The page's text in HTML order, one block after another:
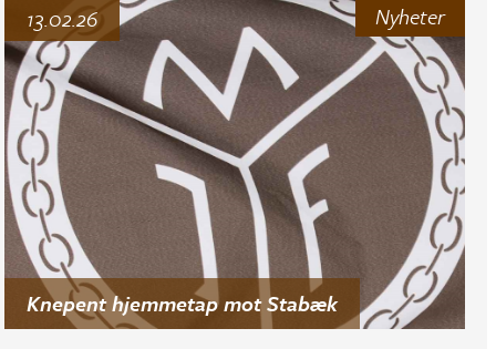
Nyheter
Knepent hjemmetap mot Stabæk
13.02.26